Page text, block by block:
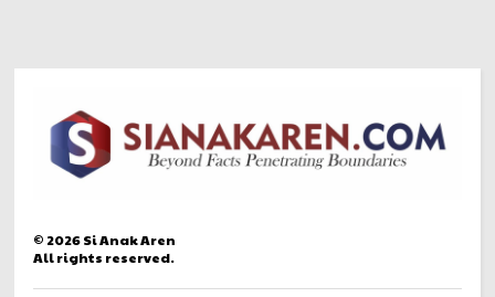
© 2026Si Anak Aren
All rights reserved.